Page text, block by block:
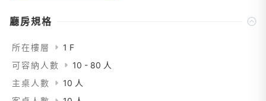
廳房規格
所在樓層
1 F
可容納人數
10 - 80 人
主桌人數
10 人